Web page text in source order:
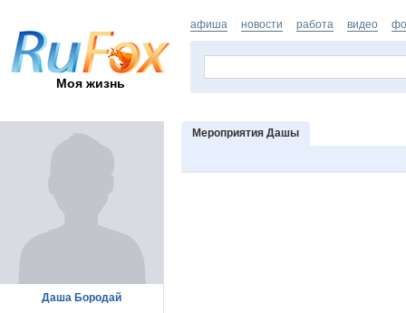
Моя жизнь
афиша новости работа видео
Мероприятия Дашы
Даша Бородай